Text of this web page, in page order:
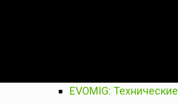
EVOMIG: Технические